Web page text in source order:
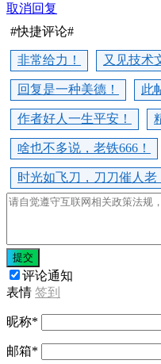
取消回复
#快捷评论#
非常给力！ 又见技术
回复是一种美德！ 此
作者好人一生平安！
啥也不多说，老铁666！
时光如飞刀，刀刀催人老
提交
评论通知
表情 签到
昵称*
邮箱*